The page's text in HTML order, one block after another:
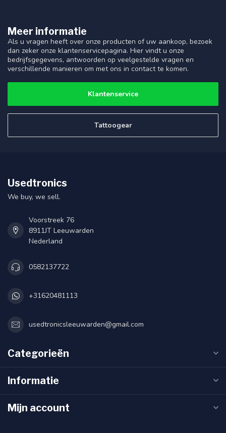
Meer informatie
Als u vragen heeft over onze producten of uw aankoop, bezoek
dan zeker onze klantenservicepagina. Hier vindt u onze
bedrijfsgegevens, antwoorden op veelgestelde vragen en
verschillende manieren om met ons in contact te komen.
Klantenservice
Tattoogear
Usedtronics
We buy, we sell.
Voorstreek 76
8911JT Leeuwarden
Nederland
0582137722
+31620481113
usedtronicsleeuwarden@gmail.com
Categorieën
Informatie
Mijn account